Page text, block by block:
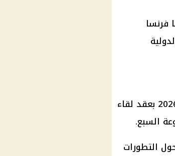
فرنسا
نشاطه غدًا الأربعاء 17 يونيو 2026 بعقد لقاء
السبع.
التطورات